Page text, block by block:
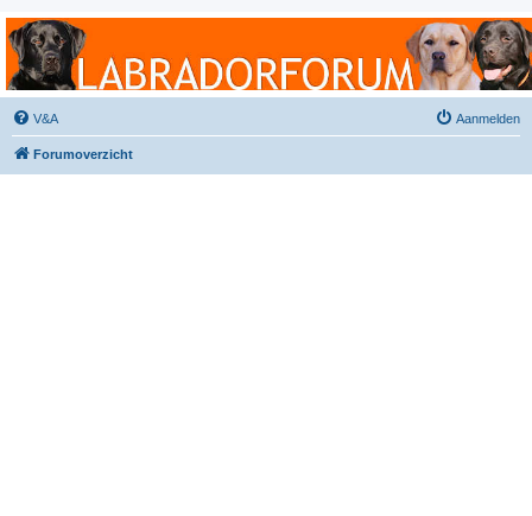
Labradorforum
Het gezelligste Labradorforum van Nederland en België!
V&A Aanmelden
Forumoverzicht